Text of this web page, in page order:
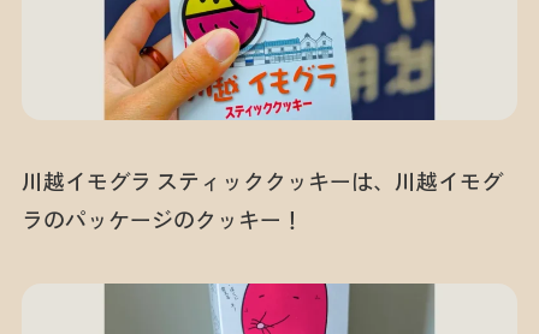
川越イモグラ スティッククッキーは、川越イモグ
ラのパッケージのクッキー！